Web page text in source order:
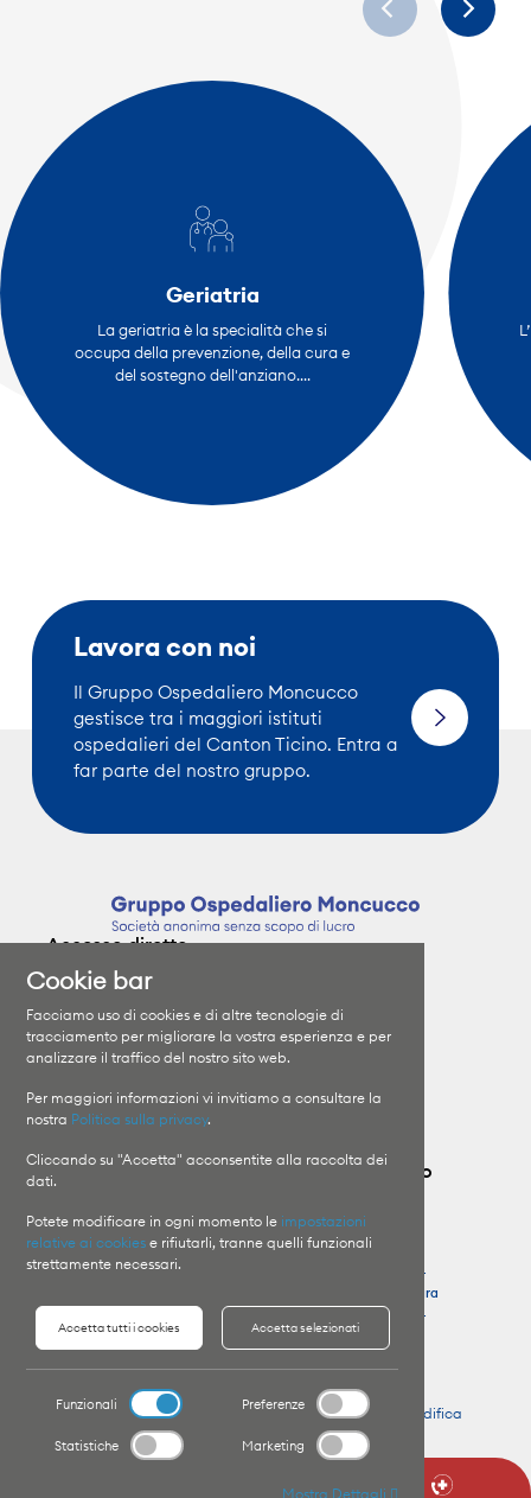
Geriatria
La geriatria è la specialità che si
occupa della prevenzione, della cura e
del sostegno dell'anziano....
Lavora con noi
Il Gruppo Ospedaliero Moncucco
gestisce tra i maggiori istituti
ospedalieri del Canton Ticino. Entra a
far parte del nostro gruppo.
Accesso diretto
Clinica Moncucco
Clinica Santa Chiara
Orari di visita
Informazioni sui ricoveri
Specializzazioni
I medici
Il Gruppo
Lavora con noi
Contatta il Gruppo Ospedaliero Moncucco
Clinica Moncucco
T+41 91 960 81 11
Clinica Santa Chiara
T+41 91 756 41 11
Pronto Soccorso
Clinica Moncucco
+41 91 960 85 64
Clinica Santa Chiara
+41 91 756 48 44
Copyright © 2026 Website byOrganica.agency
Modifica
preferenze Cookie
Cookie bar
Facciamo uso di cookies e di altre tecnologie di
tracciamento per migliorare la vostra esperienza e per
analizzare il traffico del nostro sito web.
Per maggiori informazioni vi invitiamo a consultare la
nostra Politica sulla privacy.
Cliccando su "Accetta" acconsentite alla raccolta dei
dati.
Potete modificare in ogni momento le impostazioni
relative ai cookies e rifiutarli, tranne quelli funzionali
strettamente necessari.
Accetta tutti i cookies Accetta selezionati
Funzionali Preferenze
Statistiche Marketing
Mostra Dettagli